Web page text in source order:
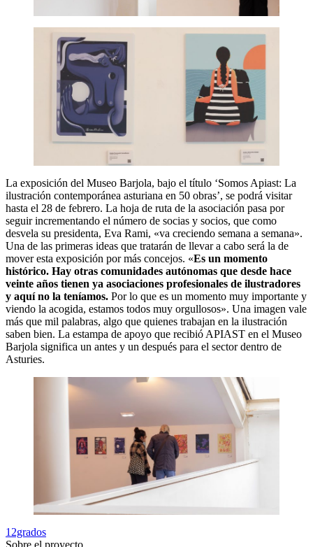
La exposición del Museo Barjola, bajo el título ‘Somos Apiast: La
ilustración contemporánea asturiana en 50 obras’, se podrá visitar
hasta el 28 de febrero. La hoja de ruta de la asociación pasa por
seguir incrementando el número de socias y socios, que como
desvela su presidenta, Eva Rami, «va creciendo semana a semana».
Una de las primeras ideas que tratarán de llevar a cabo será la de
mover esta exposición por más concejos. «Es un momento
histórico. Hay otras comunidades autónomas que desde hace
veinte años tienen ya asociaciones profesionales de ilustradores
y aquí no la teníamos. Por lo que es un momento muy importante y
viendo la acogida, estamos todos muy orgullosos». Una imagen vale
más que mil palabras, algo que quienes trabajan en la ilustración
saben bien. La estampa de apoyo que recibió APIAST en el Museo
Barjola significa un antes y un después para el sector dentro de
Asturies.
12grados